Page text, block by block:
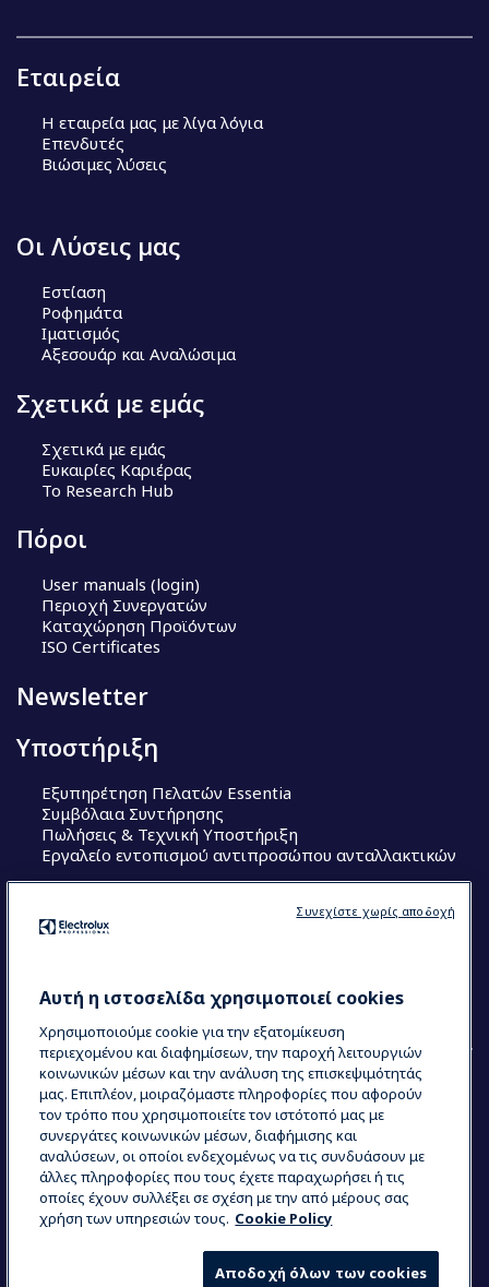
Εταιρεία
Η εταιρεία μας με λίγα λόγια
Επενδυτές
Βιώσιμες λύσεις
Οι Λύσεις μας
Εστίαση
Ροφημάτα
Ιματισμός
Αξεσουάρ και Αναλώσιμα
Σχετικά με εμάς
Σχετικά με εμάς
Ευκαιρίες Καριέρας
Το Research Hub
Πόροι
User manuals (login)
Περιοχή Συνεργατών
Καταχώρηση Προϊόντων
ISO Certificates
Newsletter
Υποστήριξη
Εξυπηρέτηση Πελατών Essentia
Συμβόλαια Συντήρησης
Πωλήσεις & Τεχνική Υποστήριξη
Εργαλείο εντοπισμού αντιπροσώπου ανταλλακτικών
Electrolux Professional Ακαδημία Chef
COUNTRY AND LANGUAGE
Η ΕΠΙΛΟΓΉ ΣΑΣ: ΕΛΛΗΝΙΚΆ
Data Privacy Statement
Cookie Policy
Όροι και προϋποθέσεις
Αυτή η ιστοσελίδα χρησιμοποιεί cookies
Χρησιμοποιούμε cookie για την εξατομίκευση
περιεχομένου και διαφημίσεων, την παροχή λειτουργιών
κοινωνικών μέσων και την ανάλυση της επισκεψιμότητάς
μας. Επιπλέον, μοιραζόμαστε πληροφορίες που αφορούν
τον τρόπο που χρησιμοποιείτε τον ιστότοπό μας με
συνεργάτες κοινωνικών μέσων, διαφήμισης και
αναλύσεων, οι οποίοι ενδεχομένως να τις συνδυάσουν με
άλλες πληροφορίες που τους έχετε παραχωρήσει ή τις
οποίες έχουν συλλέξει σε σχέση με την από μέρους σας
χρήση των υπηρεσιών τους. Cookie Policy
Αποδοχή όλων των cookies
Συνεχίστε χωρίς αποδοχή